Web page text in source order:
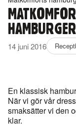
14 juni 2016
En klassisk
När vi gör vår
smaksätter vi den
klar.